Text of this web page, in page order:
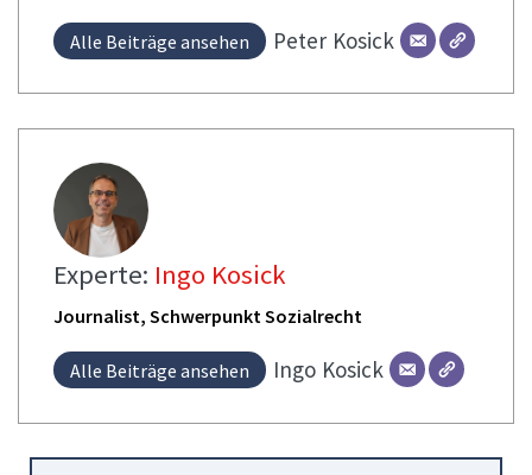
Alle Beiträge ansehen Peter Kosick
Experte: Ingo Kosick
Journalist, Schwerpunkt Sozialrecht
Alle Beiträge ansehen Ingo Kosick